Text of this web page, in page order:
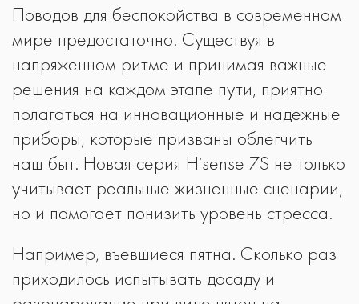
Поводов для беспокойства в современном
мире предостаточно. Существуя в
напряженном ритме и принимая важные
решения на каждом этапе пути, приятно
полагаться на инновационные и надежные
приборы, которые призваны облегчить
наш быт. Новая серия Hisense 7S не только
учитывает реальные жизненные сценарии,
но и помогает понизить уровень стресса.
Например, въевшиеся пятна. Сколько раз
приходилось испытывать досаду и